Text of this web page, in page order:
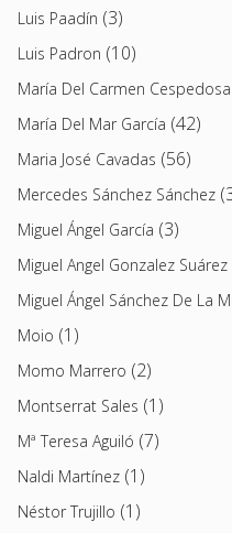
Luis Paadín (3)
Luis Padron (10)
María Del Carmen
María Del Mar García (42)
Maria José Cavadas (56)
Mercedes Sánchez Sánchez
Miguel Ángel García (3)
Miguel Angel Gonzalez Suárez
Miguel Ángel Sánchez De La
Moio (1)
Momo Marrero (2)
Montserrat Sales (1)
Mª Teresa Aguiló (7)
Naldi Martínez (1)
Néstor Trujillo (1)